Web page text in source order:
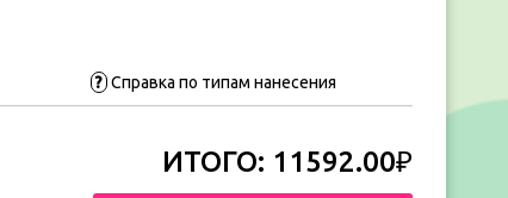
? Справка по типам нанесения
ИТОГО: 11592.00₽